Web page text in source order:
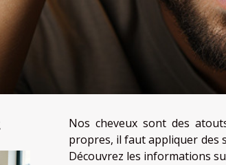
Nos cheveux sont des
propres, il faut appliquer des
Découvrez les informations